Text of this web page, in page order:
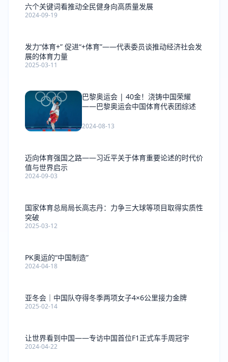
六个关键词看推动全民健身向高质量发展
2024-09-19
发力“体育+” 促进“+体育”——代表委员谈推动经济社会发
展的体育力量
2025-03-11
巴黎奥运会 | 40金！浇铸中国荣耀
——巴黎奥运会中国体育代表团综述
2024-08-13
迈向体育强国之路——习近平关于体育重要论述的时代价
值与世界启示
2024-09-03
国家体育总局局长高志丹：力争三大球等项目取得实质性
突破
2025-03-12
PK奥运的“中国制造”
2024-04-18
亚冬会｜中国队夺得冬季两项女子4×6公里接力金牌
2025-02-14
让世界看到中国——专访中国首位F1正式车手周冠宇
2024-04-22